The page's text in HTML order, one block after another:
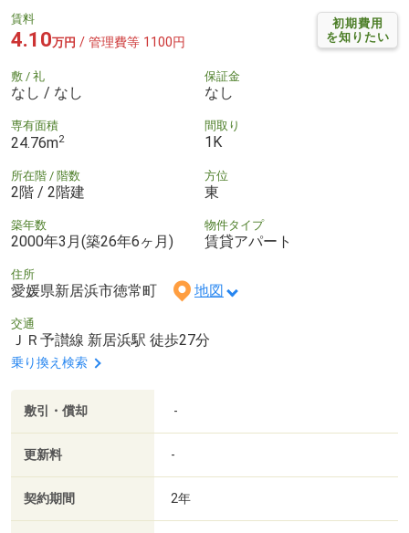
初期費用
を知りたい
賃料
4.10万円 / 管理費等 1100円
敷 / 礼
なし / なし
保証金
なし
専有面積
24.76m2
間取り
1K
所在階 / 階数
2階 / 2階建
方位
東
築年数
2000年3月(築26年6ヶ月)
物件タイプ
賃貸アパート
住所
愛媛県新居浜市徳常町 地図
交通
ＪＲ予讃線 新居浜駅 徒歩27分
乗り換え検索
敷引・償却 -
更新料 -
契約期間 2年